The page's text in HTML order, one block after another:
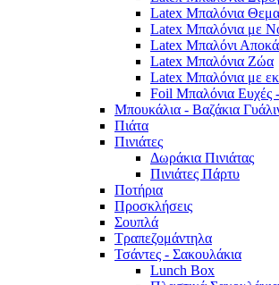
Latex Μπαλόνια
Latex Μπαλόνια με
Latex Μπαλόνι
Latex Μπαλόνια Ζώα
Latex Μπαλόνια με
Foil Μπαλόνια Ευχές
Μπουκάλια - Βαζάκια
Πιάτα
Πινιάτες
Δωράκια Πινιάτας
Πινιάτες Πάρτυ
Ποτήρια
Προσκλήσεις
Σουπλά
Τραπεζομάντηλα
Τσάντες - Σακουλάκια
Lunch Box